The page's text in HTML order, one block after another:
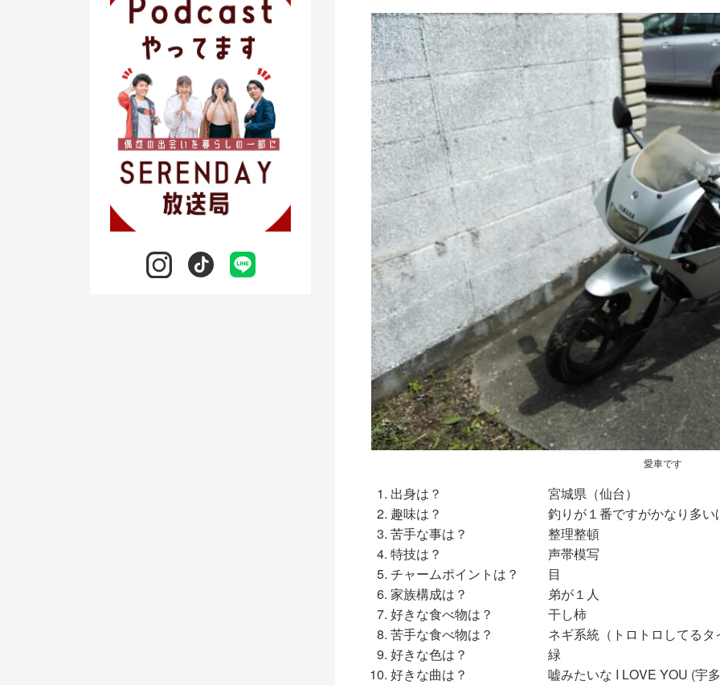
愛車です
出身は？ 宮城県（仙台）
趣味は？ 釣りが１番ですがかなり多いほ
苦手な事は？ 整理整頓
特技は？ 声帯模写
チャームポイントは？ 目
家族構成は？ 弟が１人
好きな食べ物は？ 干し柿
苦手な食べ物は？ ネギ系統（トロトロしてるタ
好きな色は？ 緑
好きな曲は？ 嘘みたいな I LOVE YOU (宇多